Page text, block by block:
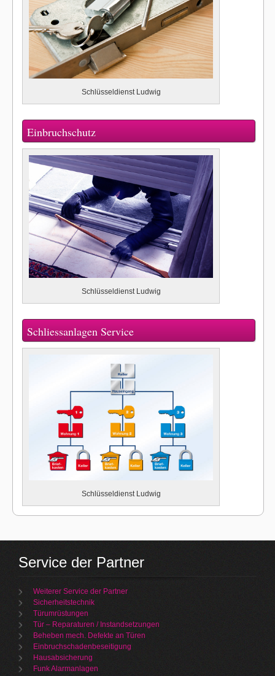
Schlüsseldienst Ludwig
Einbruchschutz
Schlüsseldienst Ludwig
Schliessanlagen Service
Schlüsseldienst Ludwig
Service der Partner
Weiterer Service der Partner
Sicherheitstechnik
Türumrüstungen
Tür – Reparaturen / Instandsetzungen
Beheben mech. Defekte an Türen
Einbruchschadenbeseitigung
Hausabsicherung
Funk Alarmanlagen